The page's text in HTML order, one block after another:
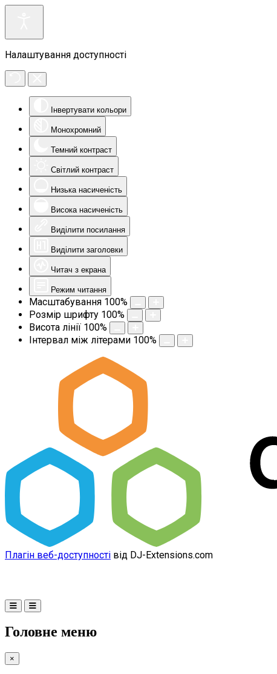
Налаштування доступності
Інвертувати кольори
Монохромний
Темний контраст
Світлий контраст
Низька насиченість
Висока насиченість
Виділити посилання
Виділити заголовки
Читач з екрана
Режим читання
Масштабування 100%
Розмір шрифту 100%
Висота лінії 100%
Інтервал між літерами 100%
Плагін веб-доступності від DJ-Extensions.com
Головне меню
×